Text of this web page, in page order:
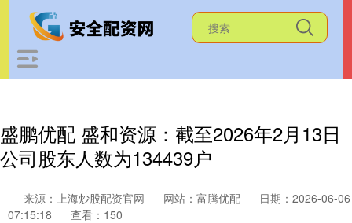
盛鹏优配 盛和资源：截至2026年2月13日
公司股东人数为134439户
来源：上海炒股配资官网 网站：富腾优配
日期：2026-06-06
07:15:18
查看：150